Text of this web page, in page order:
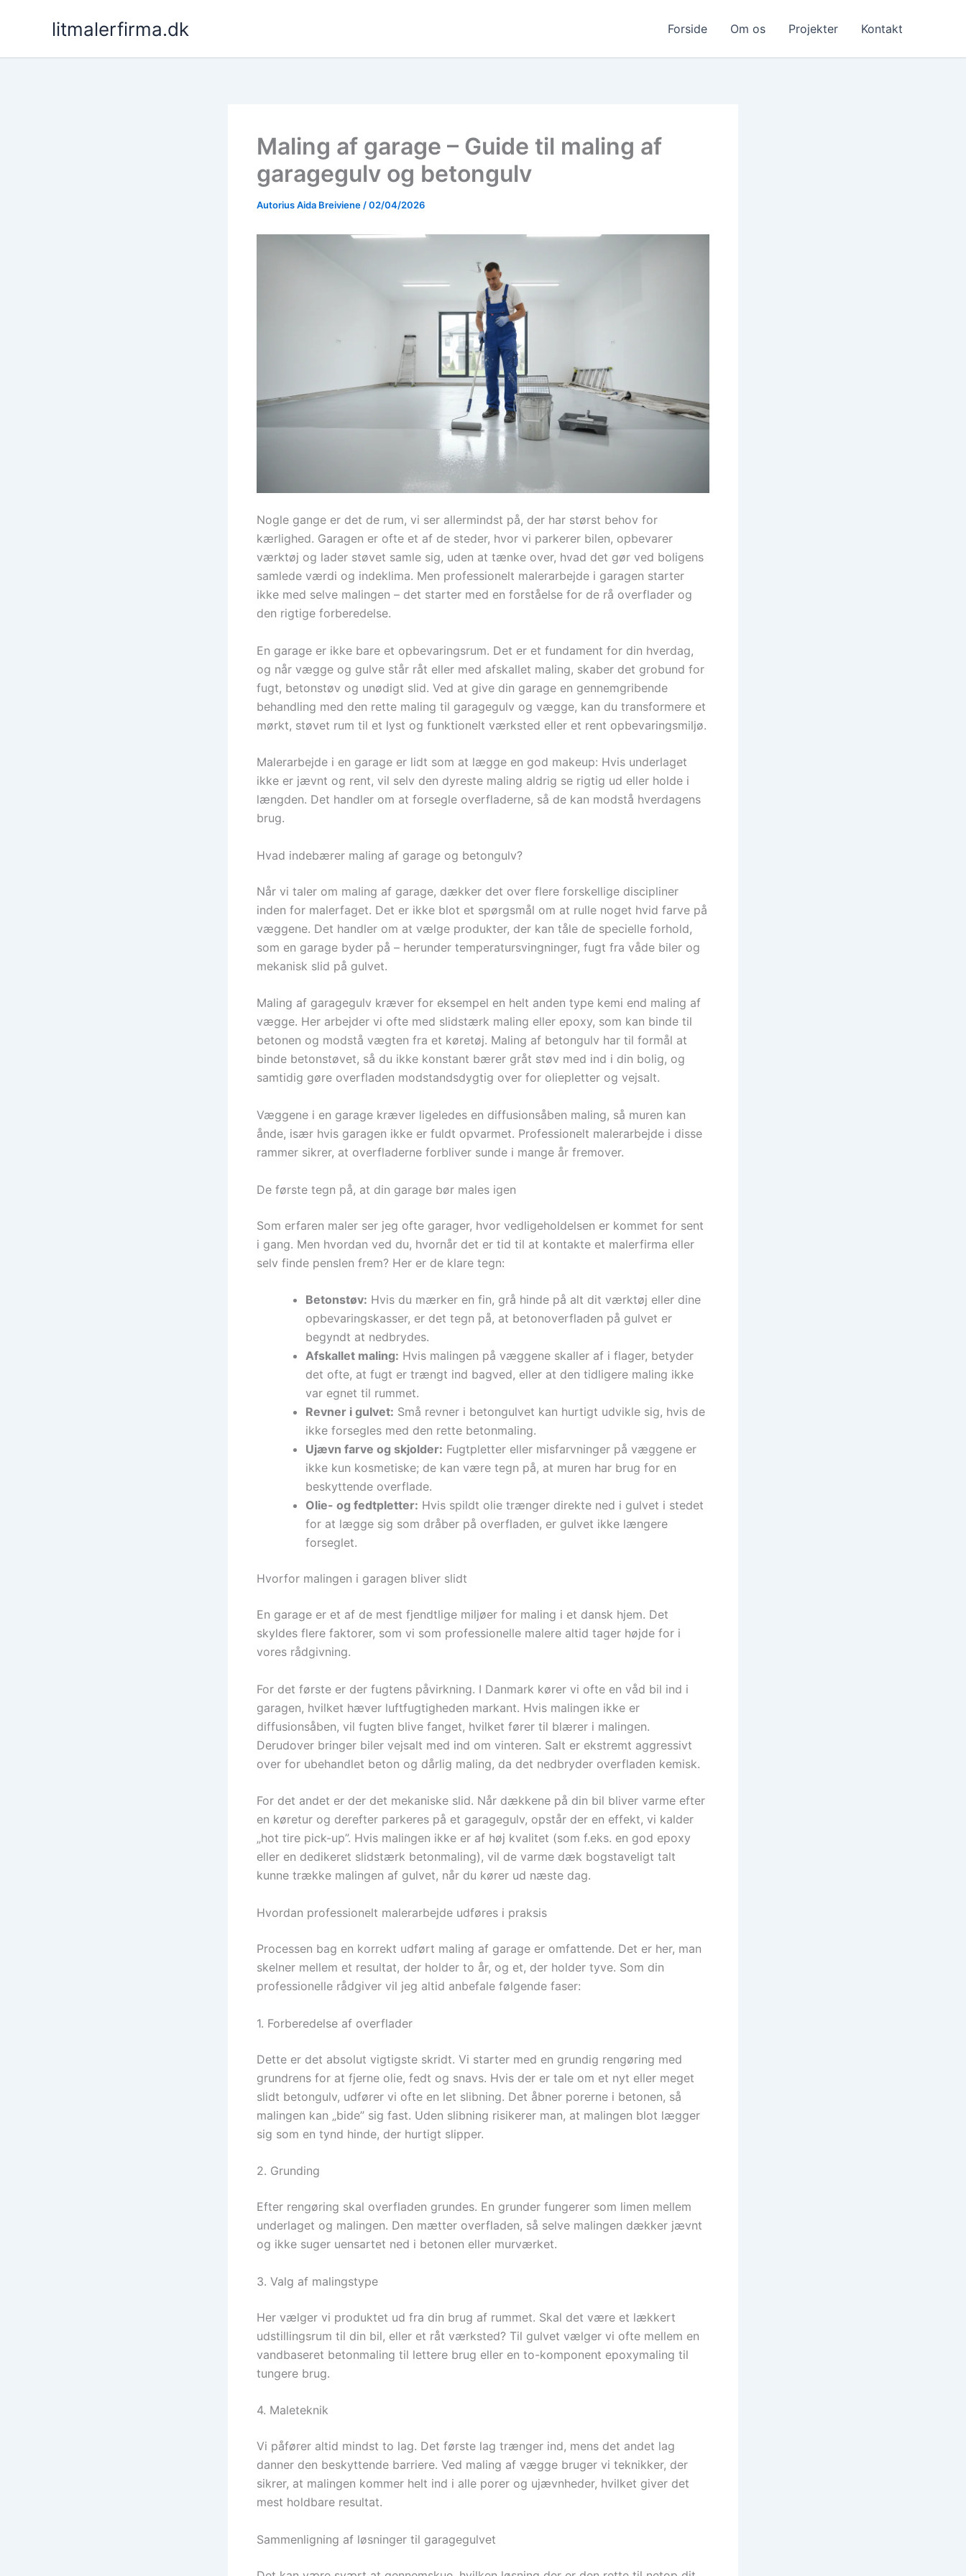
litmalerfirma.dk Forside Om os Projekter Kontakt
Maling af garage – Guide til maling af
garagegulv og betongulv
AutoriusAida Breiviene /02/04/2026
Nogle gange er det de rum, vi ser allermindst på, der har størst behov for
kærlighed. Garagen er ofte et af de steder, hvor vi parkerer bilen, opbevarer
værktøj og lader støvet samle sig, uden at tænke over, hvad det gør ved boligens
samlede værdi og indeklima. Men professionelt malerarbejde i garagen starter
ikke med selve malingen – det starter med en forståelse for de rå overflader og
den rigtige forberedelse.
En garage er ikke bare et opbevaringsrum. Det er et fundament for din hverdag,
og når vægge og gulve står råt eller med afskallet maling, skaber det grobund for
fugt, betonstøv og unødigt slid. Ved at give din garage en gennemgribende
behandling med den rette maling til garagegulv og vægge, kan du transformere et
mørkt, støvet rum til et lyst og funktionelt værksted eller et rent opbevaringsmiljø.
Malerarbejde i en garage er lidt som at lægge en god makeup: Hvis underlaget
ikke er jævnt og rent, vil selv den dyreste maling aldrig se rigtig ud eller holde i
længden. Det handler om at forsegle overfladerne, så de kan modstå hverdagens
brug.
Hvad indebærer maling af garage og betongulv?
Når vi taler om maling af garage, dækker det over flere forskellige discipliner
inden for malerfaget. Det er ikke blot et spørgsmål om at rulle noget hvid farve på
væggene. Det handler om at vælge produkter, der kan tåle de specielle forhold,
som en garage byder på – herunder temperatursvingninger, fugt fra våde biler og
mekanisk slid på gulvet.
Maling af garagegulv kræver for eksempel en helt anden type kemi end maling af
vægge. Her arbejder vi ofte med slidstærk maling eller epoxy, som kan binde til
betonen og modstå vægten fra et køretøj. Maling af betongulv har til formål at
binde betonstøvet, så du ikke konstant bærer gråt støv med ind i din bolig, og
samtidig gøre overfladen modstandsdygtig over for oliepletter og vejsalt.
Væggene i en garage kræver ligeledes en diffusionsåben maling, så muren kan
ånde, især hvis garagen ikke er fuldt opvarmet. Professionelt malerarbejde i disse
rammer sikrer, at overfladerne forbliver sunde i mange år fremover.
De første tegn på, at din garage bør males igen
Som erfaren maler ser jeg ofte garager, hvor vedligeholdelsen er kommet for sent
i gang. Men hvordan ved du, hvornår det er tid til at kontakte et malerfirma eller
selv finde penslen frem? Her er de klare tegn:
Betonstøv: Hvis du mærker en fin, grå hinde på alt dit værktøj eller dine
opbevaringskasser, er det tegn på, at betonoverfladen på gulvet er
begyndt at nedbrydes.
Afskallet maling: Hvis malingen på væggene skaller af i flager, betyder
det ofte, at fugt er trængt ind bagved, eller at den tidligere maling ikke
var egnet til rummet.
Revner i gulvet: Små revner i betongulvet kan hurtigt udvikle sig, hvis de
ikke forsegles med den rette betonmaling.
Ujævn farve og skjolder: Fugtpletter eller misfarvninger på væggene er
ikke kun kosmetiske; de kan være tegn på, at muren har brug for en
beskyttende overflade.
Olie- og fedtpletter: Hvis spildt olie trænger direkte ned i gulvet i stedet
for at lægge sig som dråber på overfladen, er gulvet ikke længere
forseglet.
Hvorfor malingen i garagen bliver slidt
En garage er et af de mest fjendtlige miljøer for maling i et dansk hjem. Det
skyldes flere faktorer, som vi som professionelle malere altid tager højde for i
vores rådgivning.
For det første er der fugtens påvirkning. I Danmark kører vi ofte en våd bil ind i
garagen, hvilket hæver luftfugtigheden markant. Hvis malingen ikke er
diffusionsåben, vil fugten blive fanget, hvilket fører til blærer i malingen.
Derudover bringer biler vejsalt med ind om vinteren. Salt er ekstremt aggressivt
over for ubehandlet beton og dårlig maling, da det nedbryder overfladen kemisk.
For det andet er der det mekaniske slid. Når dækkene på din bil bliver varme efter
en køretur og derefter parkeres på et garagegulv, opstår der en effekt, vi kalder
„hot tire pick-up”. Hvis malingen ikke er af høj kvalitet (som f.eks. en god epoxy
eller en dedikeret slidstærk betonmaling), vil de varme dæk bogstaveligt talt
kunne trække malingen af gulvet, når du kører ud næste dag.
Hvordan professionelt malerarbejde udføres i praksis
Processen bag en korrekt udført maling af garage er omfattende. Det er her, man
skelner mellem et resultat, der holder to år, og et, der holder tyve. Som din
professionelle rådgiver vil jeg altid anbefale følgende faser:
1. Forberedelse af overflader
Dette er det absolut vigtigste skridt. Vi starter med en grundig rengøring med
grundrens for at fjerne olie, fedt og snavs. Hvis der er tale om et nyt eller meget
slidt betongulv, udfører vi ofte en let slibning. Det åbner porerne i betonen, så
malingen kan „bide” sig fast. Uden slibning risikerer man, at malingen blot lægger
sig som en tynd hinde, der hurtigt slipper.
2. Grunding
Efter rengøring skal overfladen grundes. En grunder fungerer som limen mellem
underlaget og malingen. Den mætter overfladen, så selve malingen dækker jævnt
og ikke suger uensartet ned i betonen eller murværket.
3. Valg af malingstype
Her vælger vi produktet ud fra din brug af rummet. Skal det være et lækkert
udstillingsrum til din bil, eller et råt værksted? Til gulvet vælger vi ofte mellem en
vandbaseret betonmaling til lettere brug eller en to-komponent epoxymaling til
tungere brug.
4. Maleteknik
Vi påfører altid mindst to lag. Det første lag trænger ind, mens det andet lag
danner den beskyttende barriere. Ved maling af vægge bruger vi teknikker, der
sikrer, at malingen kommer helt ind i alle porer og ujævnheder, hvilket giver det
mest holdbare resultat.
Sammenligning af løsninger til garagegulvet